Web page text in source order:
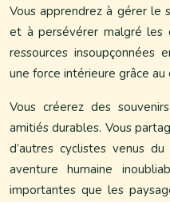
Vous apprendrez à gérer le
et à persévérer malgré les
ressources insoupçonnées
une force intérieure grâce au
Vous créerez des
amitiés durables. Vous
d’autres cyclistes venus
aventure humaine
importantes que les